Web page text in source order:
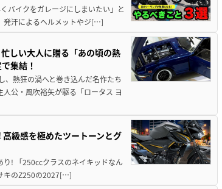
バイクをガレージにしまいたい」と
発汗によるヘルメットやジ[…]
しい大人に贈る「あの頃の熱
集結！
、熱狂の渦へと巻き込んだ名作たち
公・風吹裕矢が駆る「ロータス ヨ
級感を極めたツートーンとグ
! 「250ccクラスのネイキッドなん
キのZ250の2027[…]